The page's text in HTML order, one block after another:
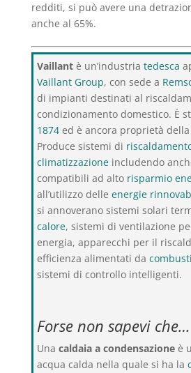
redditi, si può avere una
anche al 65%.
Vaillantè un’industria tedesca
Vaillant Group, con sede a
di impianti destinati al
condizionamento domestico. È
1874ed è ancora proprietà
Produce sistemi di
climatizzazioneincludendo
compatibili ad alto risparmio
all’utilizzo delle energie
si annoverano sistemi solari
calore, sistemi di ventilazione
energia, apparecchi per il
efficienza alimentati da
sistemi di controllo intelligenti.
Forse non sapevi che…
Una caldaia a condensazioneè
acqua calda nella quale si ha la